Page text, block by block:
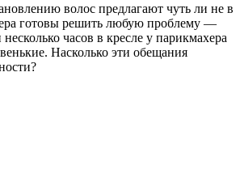
волос предлагают чуть ли не в
готовы решить любую проблему —
часов в кресле у парикмахера
Насколько эти обещания